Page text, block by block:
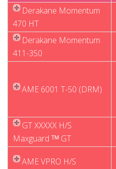
Derakane Momentum
470 HT
Derakane Momentum
411-350
AME 6001 T-50 (DRM)
GT XXXXX H/S
Maxguard ᵀᴹ GT
AME VPRO H/S